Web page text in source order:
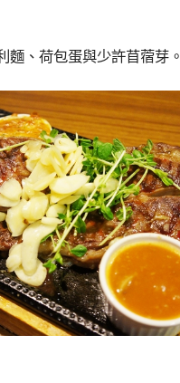
麵 、荷包蛋與少許苜蓿芽。